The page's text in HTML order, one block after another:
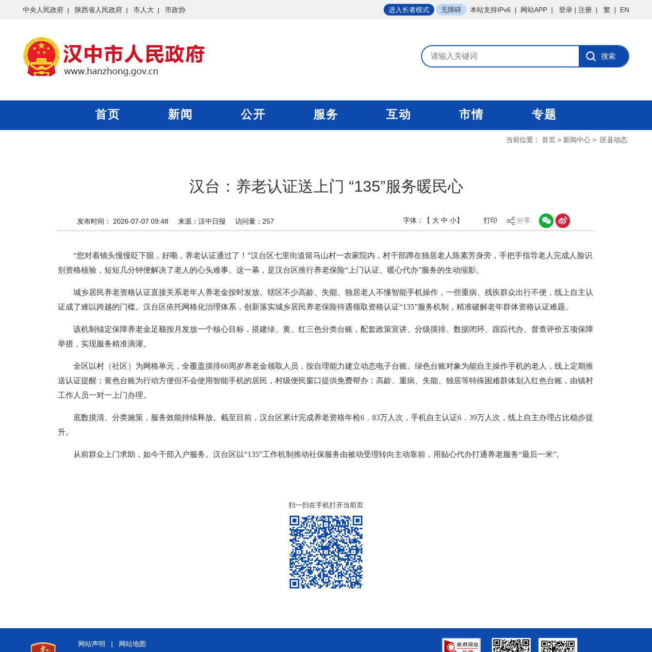
中央人民政府 陕西省人民政府 市人大 市政协 进入长者模式 无障碍 本站支持IPv6 | 网站APP | 登录 | 注册 | 繁 | EN
首页 新闻 公开 服务 互动 市情 专题
当前位置： 首页 > 新闻中心 > 区县动态
汉台：养老认证送上门 “135”服务暖民心
发布时间： 2026-07-07 09:48 来源： 汉中日报 访问量： 257 字体：【 大 中 小】 打印 分享:
“您对着镜头慢慢眨下眼，好嘞，养老认证通过了！”汉台区七里街道留马山村一农家院内，村干部蹲在独居老人陈素芳身旁，手把手指导老人完成人脸识
别资格核验，短短几分钟便解决了老人的心头难事。这一幕，是汉台区推行养老保险“上门认证、暖心代办”服务的生动缩影。
城乡居民养老资格认证直接关系老年人养老金按时发放。辖区不少高龄、失能、独居老人不懂智能手机操作，一些重病、残疾群众出行不便，线上自主认
证成了难以跨越的门槛。汉台区依托网格化治理体系，创新落实城乡居民养老保险待遇领取资格认证“135”服务机制，精准破解老年群体资格认证难题。
该机制锚定保障养老金足额按月发放一个核心目标，搭建绿、黄、红三色分类台账，配套政策宣讲、分级摸排、数据闭环、跟踪代办、督查评价五项保障
举措，实现服务精准滴灌。
全区以村（社区）为网格单元，全覆盖摸排60周岁养老金领取人员，按自理能力建立动态电子台账。绿色台账对象为能自主操作手机的老人，线上定期推
送认证提醒；黄色台账为行动方便但不会使用智能手机的居民，村级便民窗口提供免费帮办；高龄、重病、失能、独居等特殊困难群体划入红色台账，由镇村
工作人员一对一上门办理。
底数摸清、分类施策，服务效能持续释放。截至目前，汉台区累计完成养老资格年检6．83万人次，手机自主认证6．39万人次，线上自主办理占比稳步提
升。
从前群众上门求助，如今干部入户服务。汉台区以“135”工作机制推动社保服务由被动受理转向主动靠前，用贴心代办打通养老服务“最后一米”。
扫一扫在手机打开当前页
网站声明 |
网站地图